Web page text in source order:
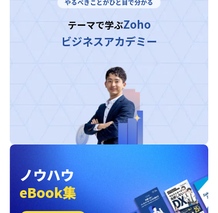
やるべきことがひと目で分かる
テーマで学ぶZoho
ビジネスアカデミー
ノウハウ
eBook集